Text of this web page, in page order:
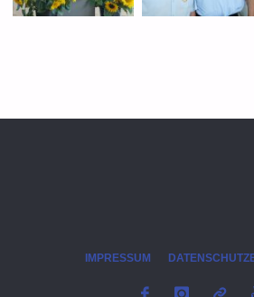
IMPRESSUM